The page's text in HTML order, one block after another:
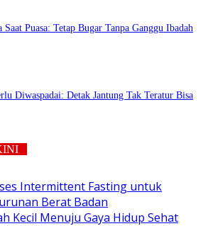
Puasa: Tetap Bugar Tanpa Ganggu Ibadah
Diwaspadai: Detak Jantung Tak Teratur Bisa
Intermittent Fasting untuk
Berat Badan
Kecil Menuju Gaya Hidup Sehat